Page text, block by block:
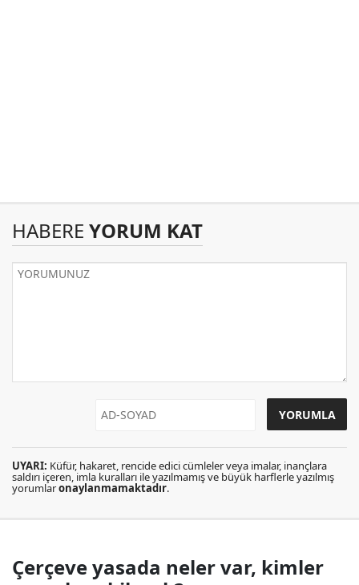
HABERE YORUM KAT
UYARI: Küfür, hakaret, rencide edici cümleler veya imalar, inançlara
saldırı içeren, imla kuralları ile yazılmamış ve büyük harflerle yazılmış
yorumlaronaylanmamaktadır.
Çerçeve yasada neler var, kimler